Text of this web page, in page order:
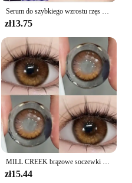
Serum do szybkiego wzrostu rzęs w płynie zagęszcza wzmacnia dłuższe, pełniejsze rzęsy przedłużają esencję na porost brwi pielęgnacja urody 2024
zł13.75
MILL CREEK brązowe soczewki kontaktowe z receptą 2 sztuki kolorowe koreańskie soczewki mody coroczne makijaż soczewki kontaktowe
zł15.44